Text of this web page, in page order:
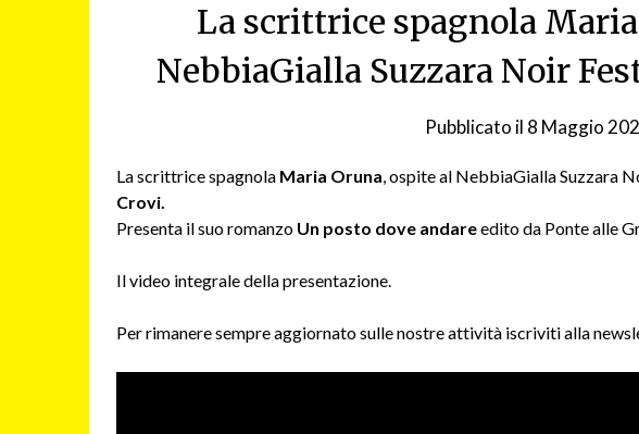
La scrittrice spagnola
NebbiaGialla Suzzara Noir
Pubblicato il 8 Maggio
La scrittrice spagnola Maria Oruna, ospite al NebbiaGialla Suzzara
Crovi.
Presenta il suo romanzo Un posto dove andareedito da Ponte alle
Il video integrale della presentazione.
Per rimanere sempre aggiornato sulle nostre attività iscriviti alla